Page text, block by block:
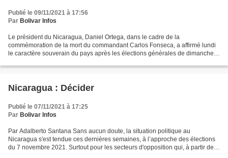
Publié le 09/11/2021 à 17:56
Par Bolivar Infos
Le président du Nicaragua, Daniel Ortega, dans le cadre de la
commémoration de la mort du commandant Carlos Fonseca, a affirmé lundi
le caractère souverain du pays après les élections générales de dimanche
Nicaragua : Décider
Publié le 07/11/2021 à 17:25
Par Bolivar Infos
Par Adalberto Santana Sans aucun doute, la situation politique au
Nicaragua s'est tendue ces dernières semaines, à l’approche des élections
du 7 novembre 2021. Surtout pour les secteurs d'opposition qui, à partir des